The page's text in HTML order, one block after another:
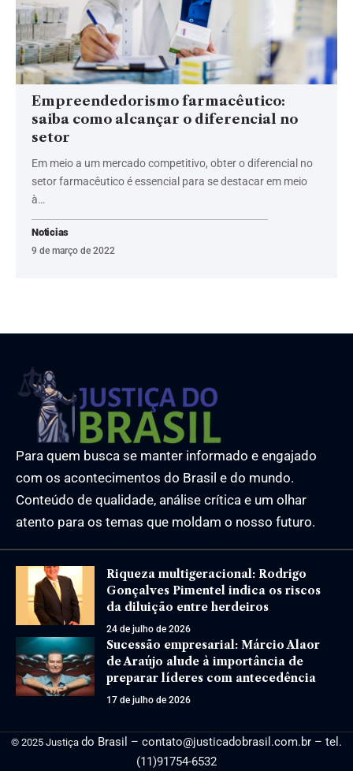
Empreendedorismo farmacêutico:
saiba como alcançar o diferencial no
setor
Em meio a um mercado competitivo, obter o diferencial no
setor farmacêutico é essencial para se destacar em meio
à…
Noticias
9 de março de 2022
Para quem busca se manter informado e engajado
com os acontecimentos do Brasil e do mundo.
Conteúdo de qualidade, análise crítica e um olhar
atento para os temas que moldam o nosso futuro.
Riqueza multigeracional: Rodrigo
Gonçalves Pimentel indica os riscos
da diluição entre herdeiros
24 de julho de 2026
Sucessão empresarial: Márcio Alaor
de Araújo alude à importância de
preparar líderes com antecedência
17 de julho de 2026
© 2025 Justiça do Brasil – contato@justicadobrasil.com.br – tel.
(11)91754-6532